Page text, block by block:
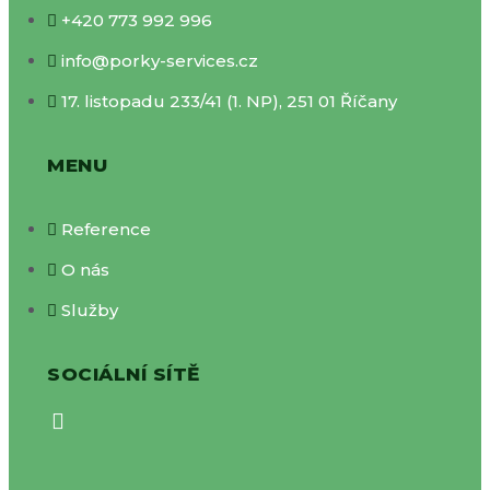
+420 773 992 996
info@porky-services.cz
17. listopadu 233/41 (1. NP), 251 01 Říčany
MENU
Reference
O nás
Služby
SOCIÁLNÍ SÍTĚ